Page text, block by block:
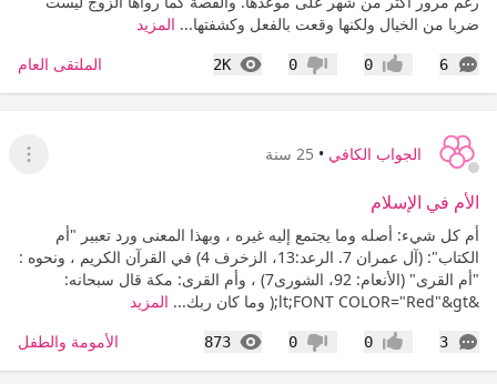
ضربا من الخيال ولكنها وقعت بالفعل وكشفتها... المزيد
6
التعليقات إعجاب0 عدم إعجاب
0
2K
المشاهدات الملتقى العام
الجواب الكافي • 25 سنة
عرض
الأم في الإسلام
أم كل شيء: أصله وما يجتمع إليه غيره ، وبهذا المعنى ورد تعبير "أم
الكتاب": (آل عمران 7. الرعد:13، الزخرف 4) في القرآن الكريم ، ونحوه :
"أم القرى" (الأنعام: 92، الشورى7) ، وأم القرى: مكة قال سبحانه:
&lt;FONT COLOR="Red"&gt;( وما كان ربك...
المزيد
3
التعليقات إعجاب0 عدم إعجاب
0
873
المشاهدات الأمومة والطفل